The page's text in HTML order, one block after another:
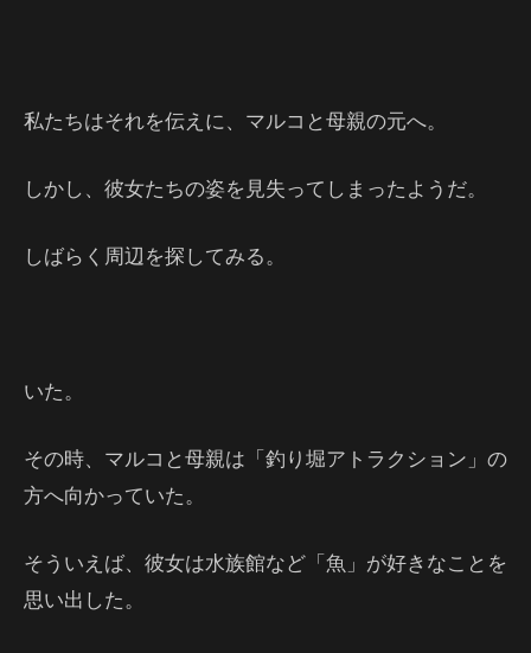
私たちはそれを伝えに、マルコと母親の元へ。
しかし、彼女たちの姿を見失ってしまったようだ。
しばらく周辺を探してみる。
いた。
その時、マルコと母親は「釣り堀アトラクション」の
方へ向かっていた。
そういえば、彼女は水族館など「魚」が好きなことを
思い出した。